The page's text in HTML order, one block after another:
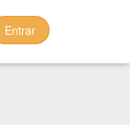
Entrar